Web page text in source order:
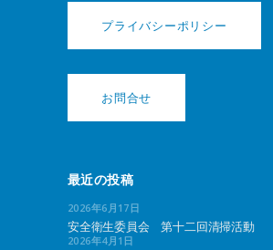
プライバシーポリシー
お問合せ
最近の投稿
2026年6月17日
安全衛生委員会 第十二回清掃活動
2026年4月1日